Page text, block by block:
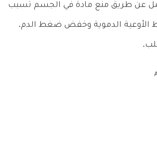
عن طريق منع مادة في الجسم تسبب
الأوعية الدموية وخفض ضغط الدم.